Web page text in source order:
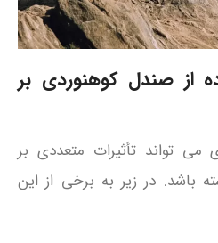
از صندل کوهنوردی بر
می‌ تواند تأثیرات متعددی بر
باشد. در زیر به برخی از این